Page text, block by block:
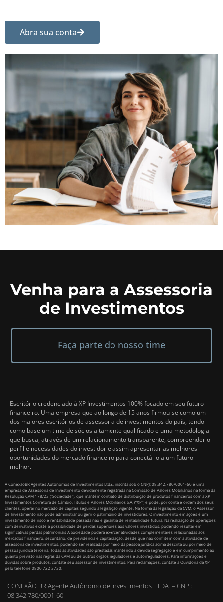
Abra sua conta
Venha para a Assessoria
de Investimentos
Faça parte do nosso time
Escritório credenciado à XP Investimentos 100% focado em seu futuro
financeiro. Uma empresa que ao longo de 15 anos firmou-se como um
dos maiores escritórios de assessoria de investimentos do país, tendo
como base um time de sócios altamente qualificado e uma metodologia
que busca, através de um relacionamento transparente, compreender o
perfil e necessidades do investidor e assim apresentar as melhores
oportunidades do mercado financeiro para conectá-lo a um futuro
melhor.
A ConexãoBR Agentes Autônomos de Investimentos Ltda., inscrita sob o CNPJ: 08.342.780/0001-60 é uma
empresa de Assessoria de Investimento devidamente registrada na Comissão de Valores Mobiliários na forma da
Resolução CVM 178/23 (“Sociedade”), que mantém contrato de distribuição de produtos financeiros com a XP
Investimentos Corretora de Câmbio, Títulos e Valores Mobiliários S.A. (“XP”) e pode, por conta e ordem dos seus
clientes, operar no mercado de capitais segundo a legislação vigente. Na forma da legislação da CVM, o Assessor
de Investimento não pode administrar ou gerir o patrimônio de investidores. O investimento em ações é um
investimento de risco e rentabilidade passada não é garantia de rentabilidade futura. Na realização de operações
com derivativos existe a possibilidade de perdas superiores aos valores investidos, podendo resultar em
significativas perdas patrimoniais A Sociedade poderá exercer atividades complementares relacionadas aos
mercados financeiro, securitário, de previdência e capitalização, desde que não conflitem com a atividade de
assessoria de investimentos, podendo ser realizada por meio da pessoa jurídica acima descrita ou por meio de
pessoa jurídica terceira. Todas as atividades são prestadas mantendo a devida segregação e em cumprimento ao
quanto previsto nas regras da CVM ou de outros órgãos reguladores e autorreguladores. Para informações e
dúvidas sobre produtos, contate seu assessor de investimentos. Para reclamações, contate a Ouvidoria da XP
pelo telefone 0800 722 3730.
CONEXÃO BR Agente Autônomo de Investimentos LTDA – CNPJ:
08.342.780/0001-60.